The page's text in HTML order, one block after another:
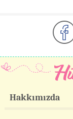
Hakkımızda